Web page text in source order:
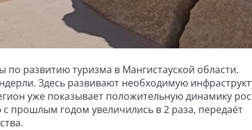
развитию туризма в Мангистауской области.
Здесь развивают необходимую
уже показывает положительную динамику
прошлым годом увеличились в 2 раза, передаёт